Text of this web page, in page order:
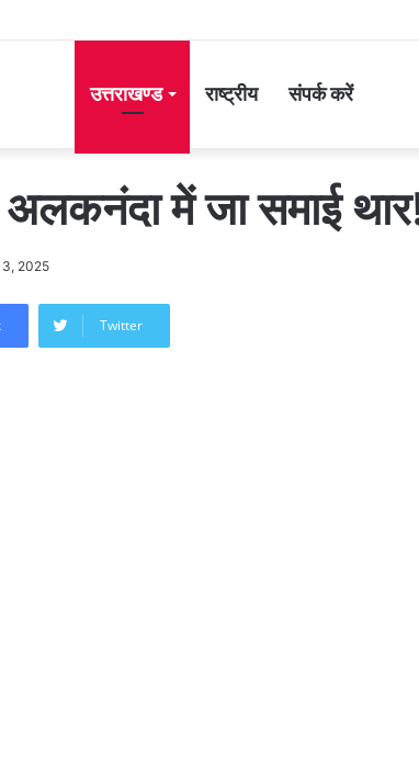
उत्तराखण्ड राष्ट्रीय संपर्क करें
अलकनंदा में जा समाई
2025
Twitter